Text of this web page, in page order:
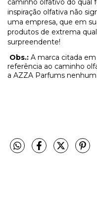
caminho olfativo do qual
inspiração olfativa não
uma empresa, que em
produtos de extrema
surpreendente!
Obs.: A marca citada
referência ao caminho
a AZZA Parfums